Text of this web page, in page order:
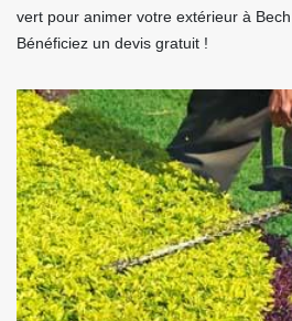
vert pour animer votre extérieur à
Bénéficiez un devis gratuit !